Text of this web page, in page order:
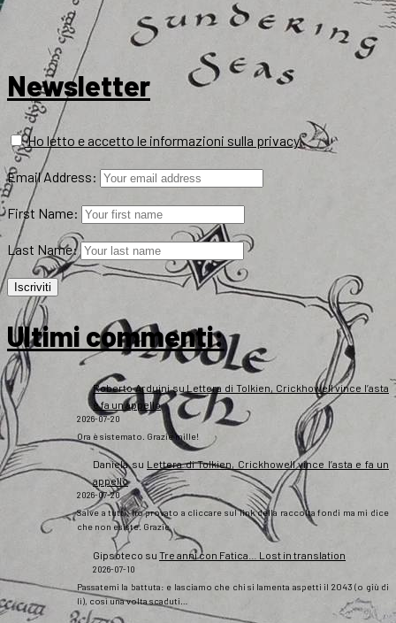
Newsletter
Ho letto e accetto le informazioni sulla privacy
Email Address:
First Name:
Last Name:
Ultimi commenti:
Roberto Arduinisu Lettera di Tolkien, Crickhowell vince l’asta
e fa un appello
2026-07-20
Ora è sistemato. Grazie mille!
Danielasu Lettera di Tolkien, Crickhowell vince l’asta e fa un
appello
2026-07-20
Salve a tutti, ho provato a cliccare sul link della raccolta fondi ma mi dice
che non esiste. Grazie
Gipsoteco su Tre anni con Fatica… Lost in translation
2026-07-10
Passatemi la battuta: e lasciamo che chi si lamenta aspetti il 2043 (o giù di
lì), così una volta scaduti…